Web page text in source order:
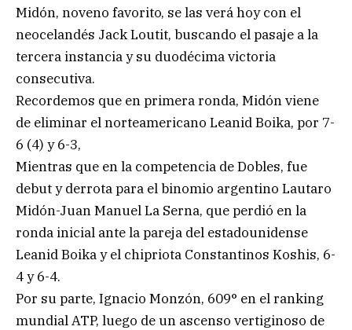
Midón, noveno favorito, se las verá hoy con el
neocelandés Jack Loutit, buscando el pasaje a la
tercera instancia y su duodécima victoria
consecutiva.
Recordemos que en primera ronda, Midón viene
de eliminar el norteamericano Leanid Boika, por 7-
6 (4) y 6-3,
Mientras que en la competencia de Dobles, fue
debut y derrota para el binomio argentino Lautaro
Midón-Juan Manuel La Serna, que perdió en la
ronda inicial ante la pareja del estadounidense
Leanid Boika y el chipriota Constantinos Koshis, 6-
4 y 6-4.
Por su parte, Ignacio Monzón, 609° en el ranking
mundial ATP, luego de un ascenso vertiginoso de